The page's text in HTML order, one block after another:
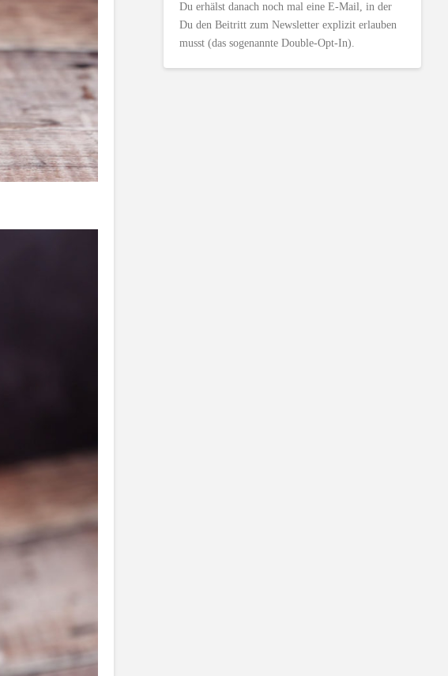
Du erhälst danach noch mal eine E-Mail, in der
Du den Beitritt zum Newsletter explizit erlauben
musst (das sogenannte Double-Opt-In).